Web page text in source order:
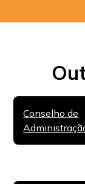
Conselho de